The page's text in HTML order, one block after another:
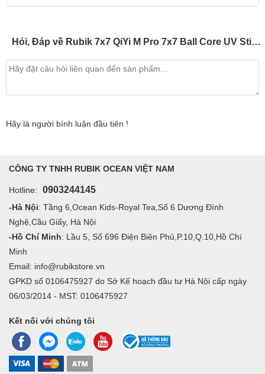
Hỏi, Đáp về Rubik 7x7 QiYi M Pro 7x7 Ball Core UV Stickerless Chính Hãng - Nam Châm Ball Core Cao Cấp
Hãy là người bình luận đầu tiên !
CÔNG TY TNHH RUBIK OCEAN VIỆT NAM
Hotline: 0903244145
-Hà Nội: Tầng 6,Ocean Kids-Royal Tea,Số 6 Dương Đình
Nghệ,Cầu Giấy, Hà Nội
-Hồ Chí Minh: Lầu 5, Số 696 Điện Biên Phủ,P.10,Q.10,Hồ Chí
Minh
Email: info@rubikstore.vn
GPKD số 0106475927 do Sở Kế hoạch đầu tư Hà Nội cấp ngày
06/03/2014 - MST: 0106475927
Kết nối với chúng tôi